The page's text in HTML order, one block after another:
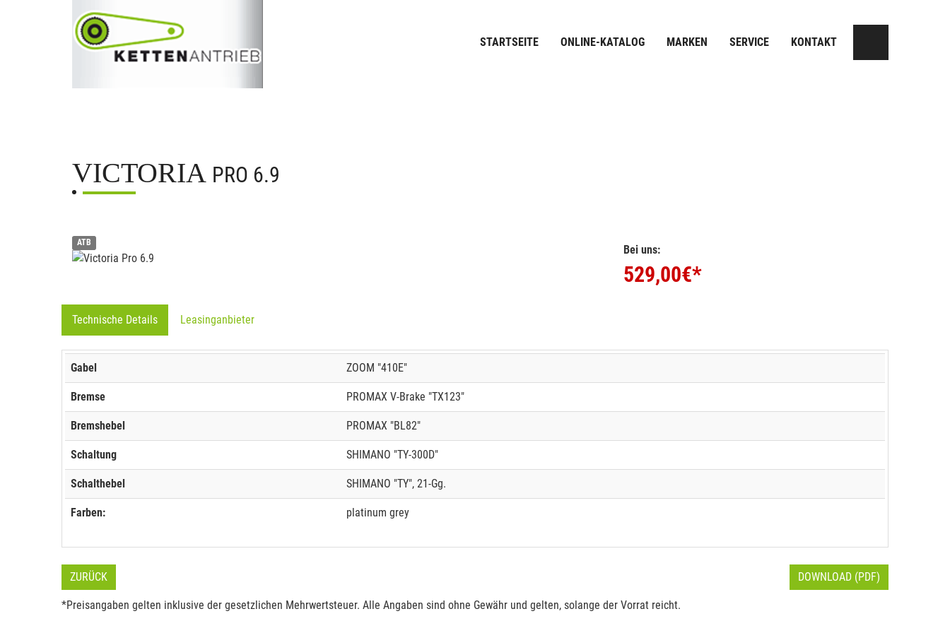
STARTSEITE ONLINE-KATALOG MARKEN SERVICE KONTAKT
VICTORIA PRO 6.9
ATB
Bei uns:
529,00€*
Technische Details Leasinganbieter
Gabel ZOOM "410E"
Bremse PROMAX V-Brake "TX123"
Bremshebel PROMAX "BL82"
Schaltung SHIMANO "TY-300D"
Schalthebel SHIMANO "TY", 21-Gg.
Farben: platinum grey
ZURÜCK DOWNLOAD (PDF)
*Preisangaben gelten inklusive der gesetzlichen Mehrwertsteuer. Alle Angaben sind ohne Gewähr und gelten, solange der Vorrat reicht.